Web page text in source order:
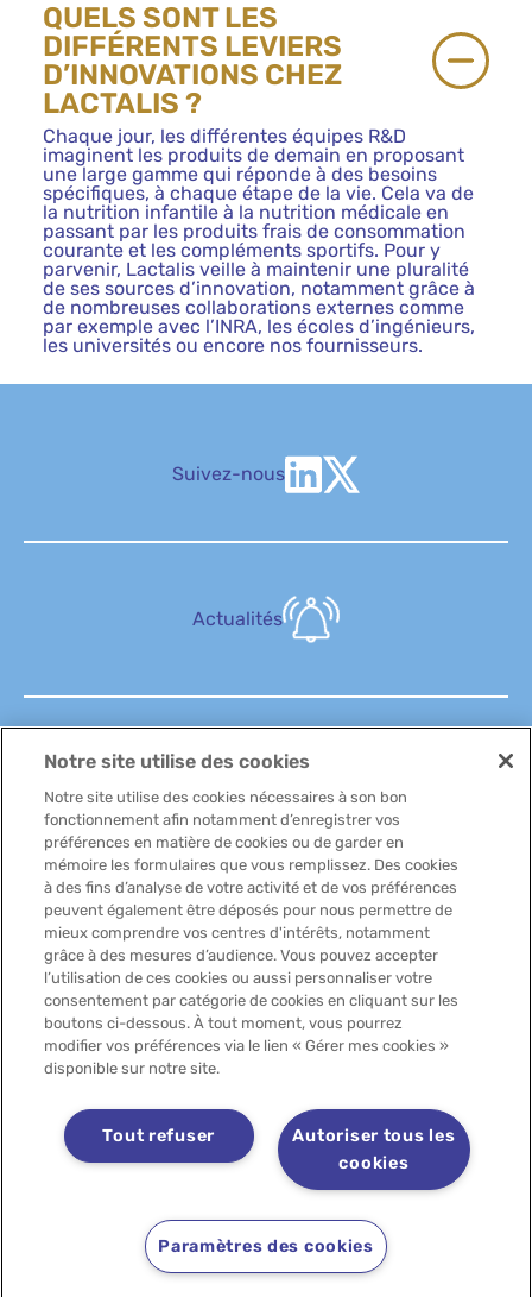
QUELS SONT LES
DIFFÉRENTS LEVIERS
D’INNOVATIONS CHEZ
LACTALIS ?
Chaque jour, les différentes équipes R&D
imaginent les produits de demain en proposant
une large gamme qui réponde à des besoins
spécifiques, à chaque étape de la vie. Cela va de
la nutrition infantile à la nutrition médicale en
passant par les produits frais de consommation
courante et les compléments sportifs. Pour y
parvenir, Lactalis veille à maintenir une pluralité
de ses sources d’innovation, notamment grâce à
de nombreuses collaborations externes comme
par exemple avec l’INRA, les écoles d’ingénieurs,
les universités ou encore nos fournisseurs.
Suivez-nous
Actualités
FAQ
Contactez-nous
Copyright 2025 LACTALIS - Tous droits réservés
Mentions légales Politique des cookies
Politique de données personnellesPlateforme d'alerte
Accessibilité
Notre site utilise des cookies
Notre site utilise des cookies nécessaires à son bon
fonctionnement afin notamment d’enregistrer vos
préférences en matière de cookies ou de garder en
mémoire les formulaires que vous remplissez. Des cookies
à des fins d’analyse de votre activité et de vos préférences
peuvent également être déposés pour nous permettre de
mieux comprendre vos centres d'intérêts, notamment
grâce à des mesures d’audience. Vous pouvez accepter
l’utilisation de ces cookies ou aussi personnaliser votre
consentement par catégorie de cookies en cliquant sur les
boutons ci-dessous. À tout moment, vous pourrez
modifier vos préférences via le lien « Gérer mes cookies »
disponible sur notre site.
Autoriser tous les
cookies
Tout refuser
Paramètres des cookies